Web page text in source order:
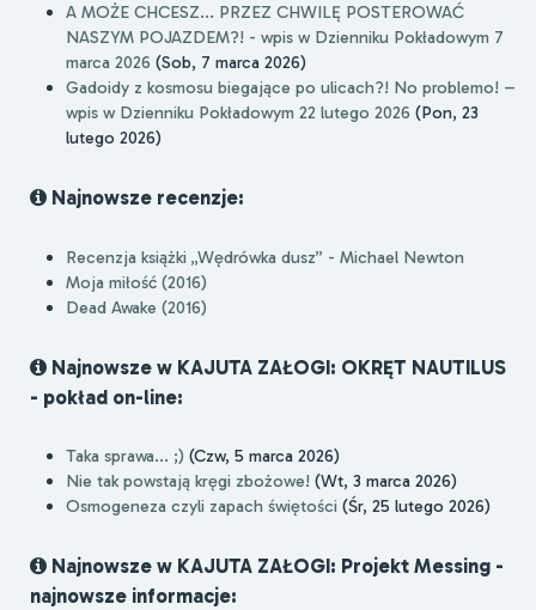
A MOŻE CHCESZ... PRZEZ CHWILĘ POSTEROWAĆ
NASZYM POJAZDEM?! - wpis w Dzienniku Pokładowym 7
marca 2026 (Sob, 7 marca 2026)
Gadoidy z kosmosu biegające po ulicach?! No problemo! –
wpis w Dzienniku Pokładowym 22 lutego 2026 (Pon, 23
lutego 2026)
Najnowsze recenzje:
Recenzja książki „Wędrówka dusz” - Michael Newton
Moja miłość (2016)
Dead Awake (2016)
Najnowsze w KAJUTA ZAŁOGI: OKRĘT NAUTILUS
- pokład on-line:
Taka sprawa... ;) (Czw, 5 marca 2026)
Nie tak powstają kręgi zbożowe! (Wt, 3 marca 2026)
Osmogeneza czyli zapach świętości (Śr, 25 lutego 2026)
Najnowsze w KAJUTA ZAŁOGI: Projekt Messing -
najnowsze informacje: